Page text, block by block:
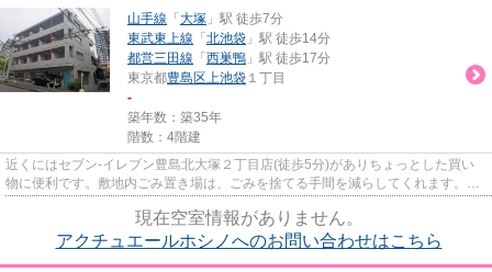
山手線 「 大塚 」駅 徒歩7分
東武東上線 「 北池袋 」駅 徒歩14分
都営三田線 「 西巣鴨 」駅 徒歩17分
東京都豊島区上池袋 １丁目
-
築年数：築35年
階数：4階建
近くにはセブン-イレブン豊島北大塚２丁目店(徒歩5分)がありちょっとした買い
物に便利です。敷地内ごみ置き場は、ごみを捨てる手間を減らしてくれます。多
現在空室情報がありません。
アクチュエールホシノへのお問い合わせはこちら